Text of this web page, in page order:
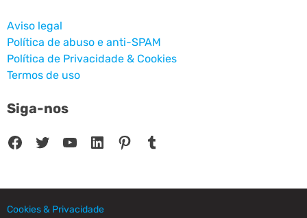
Aviso legal
Política de abuso e anti-SPAM
Política de Privacidade & Cookies
Termos de uso
Siga-nos
Facebook Twitter Youtube LinkedIn Pinterest Tumblr
© 2025 CPC SERVICIOS INFORMATICOS SL - C/ Nardo, 12 28250 - Torrelodones -
Cookies & Privacidade